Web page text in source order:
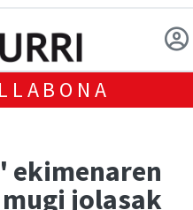
ekimenaren
jolasak